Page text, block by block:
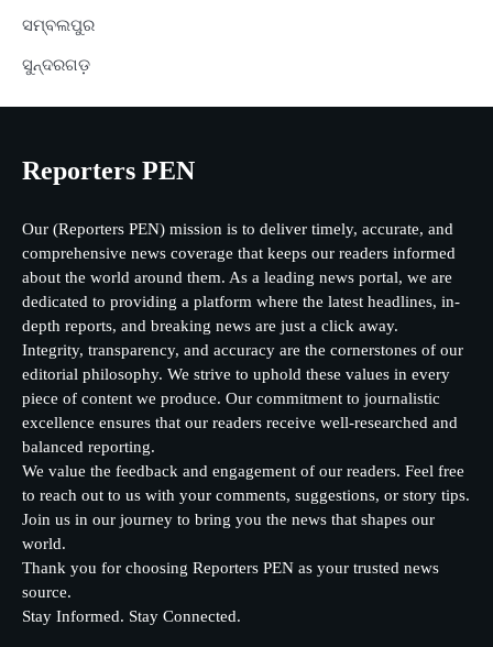
ସମ୍ବଲପୁର
ସୁନ୍ଦରଗଡ଼
Reporters PEN
Our (Reporters PEN) mission is to deliver timely, accurate, and
comprehensive news coverage that keeps our readers informed
about the world around them. As a leading news portal, we are
dedicated to providing a platform where the latest headlines, in-
depth reports, and breaking news are just a click away.
Integrity, transparency, and accuracy are the cornerstones of our
editorial philosophy. We strive to uphold these values in every
piece of content we produce. Our commitment to journalistic
excellence ensures that our readers receive well-researched and
balanced reporting.
We value the feedback and engagement of our readers. Feel free
to reach out to us with your comments, suggestions, or story tips.
Join us in our journey to bring you the news that shapes our
world.
Thank you for choosing Reporters PEN as your trusted news
source.
Stay Informed. Stay Connected.